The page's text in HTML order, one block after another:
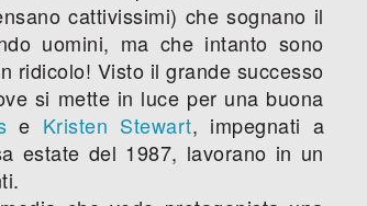
cattivissimi) che sognano il
uomini, ma che intanto sono
ridicolo! Visto il grande successo
si mette in luce per una buona
e Kristen Stewart, impegnati a
estate del 1987, lavorano in un